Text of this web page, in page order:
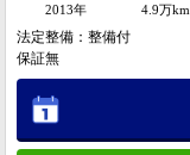
2013年
4.9万km
法定整備：整備付
保証無